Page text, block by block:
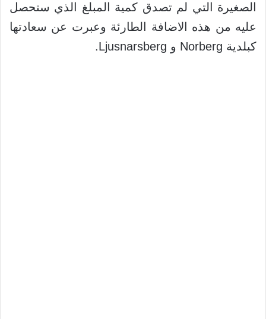
الصغيرة التي لم تصدق كمية المبلغ الذي ستحصل
عليه من هذه الاضافة الطارئة وعبرت عن سعادتها
كبلدية Norberg و Ljusnarsberg.